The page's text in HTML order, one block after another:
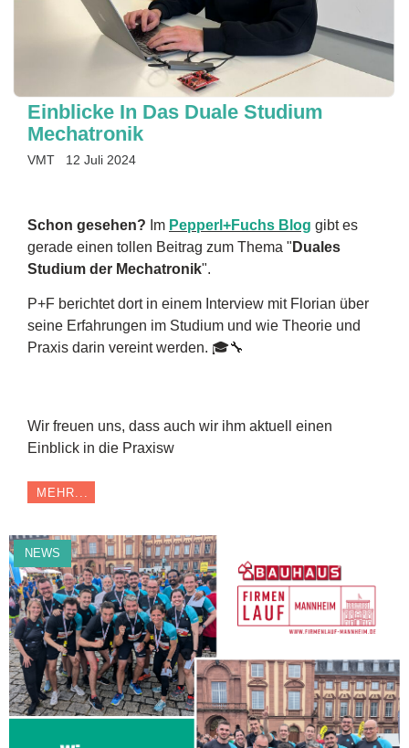
Einblicke In Das Duale Studium
Mechatronik
VMT 12 Juli 2024
Schon gesehen? Im Pepperl+Fuchs Blog gibt es
gerade einen tollen Beitrag zum Thema " Duales
Studium der Mechatronik".
P+F berichtet dort in einem Interview mit Florian über
seine Erfahrungen im Studium und wie Theorie und
Praxis darin vereint werden. 🎓🔧
Wir freuen uns, dass auch wir ihm aktuell einen
Einblick in die Praxisw
MEHR...
NEWS